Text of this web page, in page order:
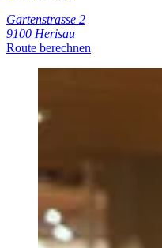
Gartenstrasse 2
9100 Herisau
Route berechnen